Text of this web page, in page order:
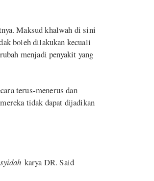
Maksud khalwah di sini
boleh dilakukan kecuali
menjadi penyakit yang
terus-menerus dan
tidak dapat dijadikan
karya DR. Said